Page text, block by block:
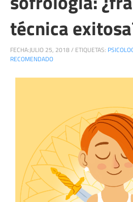
técnica
FECHA:JULIO 25, 2018/ ETIQUETAS:
RECOMENDADO